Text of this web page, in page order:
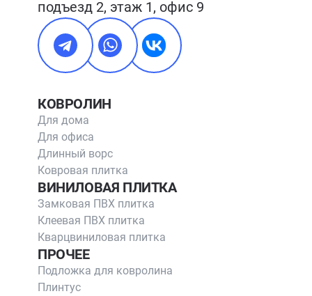
подъезд 2, этаж 1, офис 9
КОВРОЛИН
Для дома
Для офиса
Длинный ворс
Ковровая плитка
ВИНИЛОВАЯ ПЛИТКА
Замковая ПВХ плитка
Клеевая ПВХ плитка
Кварцвиниловая плитка
ПРОЧЕЕ
Подложка для ковролина
Плинтус